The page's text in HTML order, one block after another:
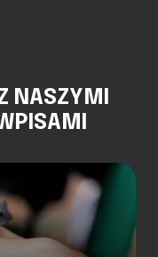
NASZYMI